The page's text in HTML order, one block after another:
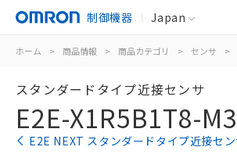
制御機器 Japan
ホーム > 商品情報 > 商品カテゴリ > センサ >
スタンダードタイプ近接センサ
E2E-X1R5B1T8-M3
E2E NEXT スタンダードタイプ近接セ